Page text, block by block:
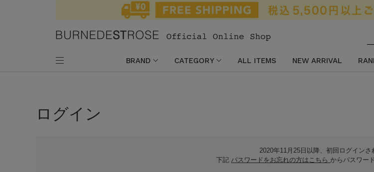
BRAND CATEGORY ALL ITEMS NEW ARRIVAL
ログイン
2020年11月25日以降、初回ログインさ
下記 パスワードをお忘れの方はこちら からパスワー